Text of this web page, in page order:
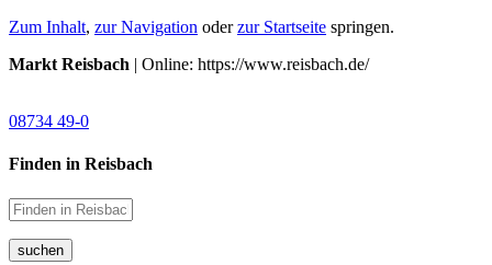
Zum Inhalt, zur Navigation oderzur Startseite springen.
Markt Reisbach | Online: https://www.reisbach.de/
08734 49-0
Finden in Reisbach
suchen